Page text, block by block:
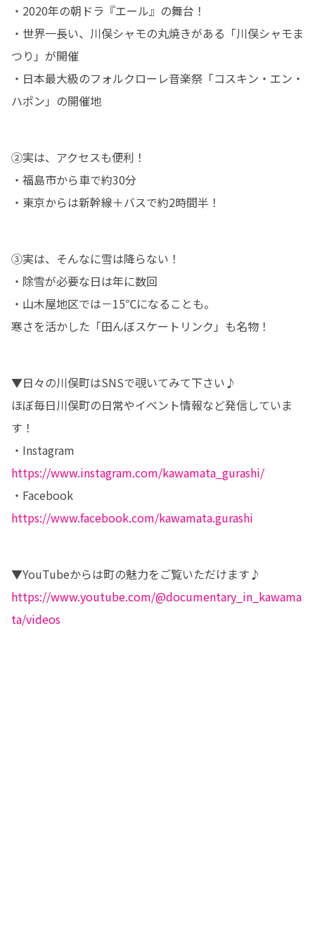
・2020年の朝ドラ『エール』の舞台！
・世界一長い、川俣シャモの丸焼きがある「川俣シャモま
つり」が開催
・日本最大級のフォルクローレ音楽祭「コスキン・エン・
ハポン」の開催地
②実は、アクセスも便利！
・福島市から車で約30分
・東京からは新幹線＋バスで約2時間半！
③実は、そんなに雪は降らない！
・除雪が必要な日は年に数回
・山木屋地区では－15℃になることも。
寒さを活かした「田んぼスケートリンク」も名物！
▼日々の川俣町はSNSで覗いてみて下さい♪
ほぼ毎日川俣町の日常やイベント情報など発信していま
す！
https://www.instagram.com/kawamata_gurashi/
https://www.facebook.com/kawamata.gurashi
https://www.youtube.com/@documentary_in_kawama
ta/videos